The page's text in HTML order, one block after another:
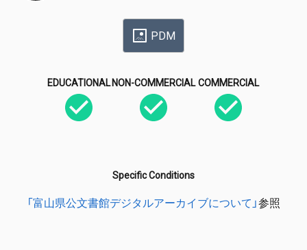
PDM
EDUCATIONAL NON-COMMERCIAL COMMERCIAL
Specific Conditions
「富山県公文書館デジタルアーカイブについて」参照